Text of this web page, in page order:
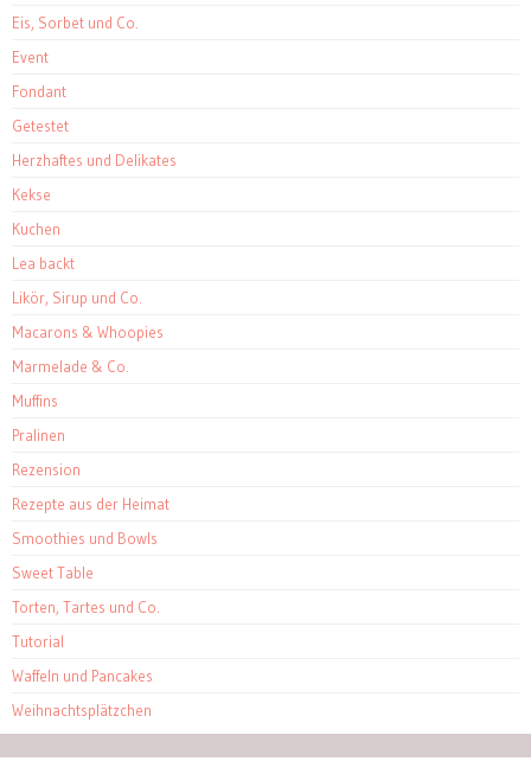
Eis, Sorbet und Co.
Event
Fondant
Getestet
Herzhaftes und Delikates
Kekse
Kuchen
Lea backt
Likör, Sirup und Co.
Macarons & Whoopies
Marmelade & Co.
Muffins
Pralinen
Rezension
Rezepte aus der Heimat
Smoothies und Bowls
Sweet Table
Torten, Tartes und Co.
Tutorial
Waffeln und Pancakes
Weihnachtsplätzchen